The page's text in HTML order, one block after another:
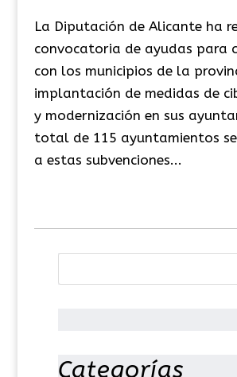
La Diputación de Alicante ha
convocatoria de ayudas para
con los municipios de la
implantación de medidas de
y modernización en sus
total de 115 ayuntamientos
a estas subvenciones...
Categorías